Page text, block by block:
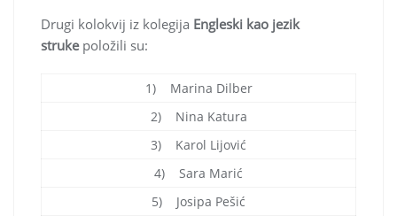
Drugi kolokvij iz kolegija Engleski kao jezik
strukepoložili su:
1) Marina Dilber
2) Nina Katura
3) Karol Lijović
4) Sara Marić
5) Josipa Pešić